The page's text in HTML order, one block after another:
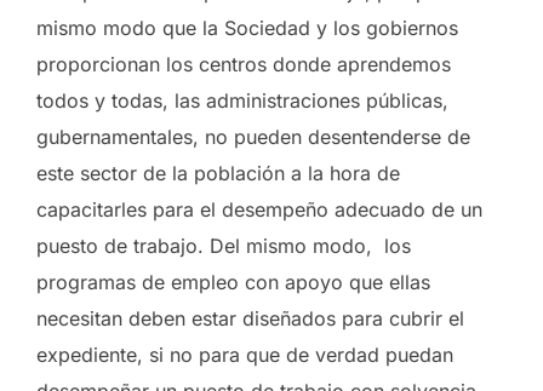
mismo modo que la Sociedad y los gobiernos
proporcionan los centros donde aprendemos
todos y todas, las administraciones públicas,
gubernamentales, no pueden desentenderse de
este sector de la población a la hora de
capacitarles para el desempeño adecuado de un
puesto de trabajo. Del mismo modo, los
programas de empleo con apoyo que ellas
necesitan deben estar diseñados para cubrir el
expediente, si no para que de verdad puedan